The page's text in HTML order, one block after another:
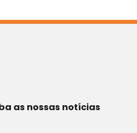
as nossas notícias